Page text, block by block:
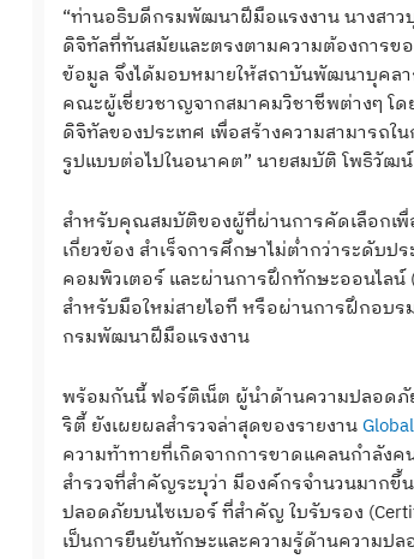
“ท่านอธิบดีกรมพัฒนาฝีมือแรงงาน นางสา
ดิจิทัลที่ทันสมัยและตรงตามความต้องการข
ข้อมูล จึงได้มอบหมายให้สถาบันพัฒนาบุคล
คณะผู้เชี่ยวชาญจากสมาคมวิชาชีพต่างๆ โ
ดิจิทัลของประเทศ เพื่อสร้างความสามารถ
รูปแบบต่อไปในอนาคต” นายสมบัติ โพธิวัฒ
สำหรับคุณสมบัติของผู้ที่ผ่านการคัดเลือกเ
เกี่ยวข้อง สำเร็จการศึกษาไม่ต่ำกว่าระดับป
คอมพิวเตอร์ และผ่านการฝึกทักษะออนไลน์
สำหรับมือใหม่สายไอที หรือผ่านการฝึกอบ
กรมพัฒนาฝีมือแรงงาน
พร้อมกันนี้ ฟอร์ติเน็ต ผู้นำด้านความปลอดภั
ริตี้ ยังเผยผลสำรวจล่าสุดของรายงาน
ความท้าทายที่เกิดจากการขาดแคลนกำลัง
สำรวจที่สำคัญระบุว่า มีองค์กรจำนวนมากขึ้
ปลอดภัยบนไซเบอร์ ที่สำคัญ ใบรับรอง
เป็นการยืนยันทักษะและความรู้ด้านความป